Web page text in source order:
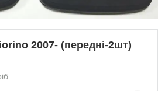
2007- (передні-2шт)